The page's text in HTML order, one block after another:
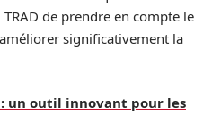
de prendre en compte le
significativement la
: un outil innovant pour les